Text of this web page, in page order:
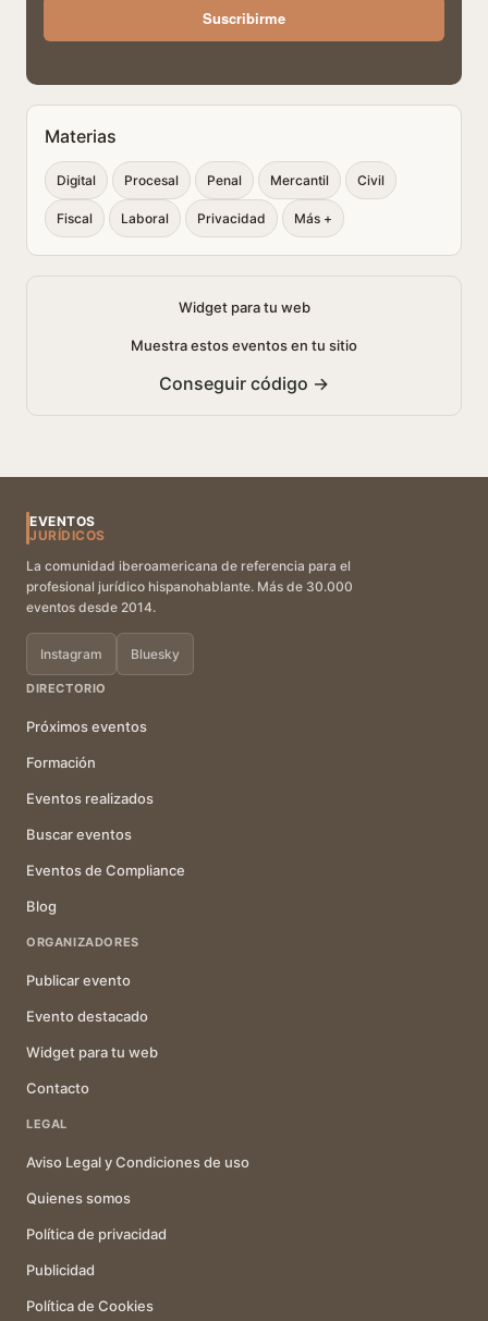
Suscribirme
Materias
Digital Procesal Penal Mercantil Civil
Fiscal Laboral Privacidad Más +
Widget para tu web
Muestra estos eventos en tu sitio
Conseguir código →
EVENTOS
JURÍDICOS
La comunidad iberoamericana de referencia para el
profesional jurídico hispanohablante. Más de 30.000
eventos desde 2014.
Instagram Bluesky
DIRECTORIO
Próximos eventos
Formación
Eventos realizados
Buscar eventos
Eventos de Compliance
Blog
ORGANIZADORES
Publicar evento
Evento destacado
Widget para tu web
Contacto
LEGAL
Aviso Legal y Condiciones de uso
Quienes somos
Política de privacidad
Publicidad
Política de Cookies